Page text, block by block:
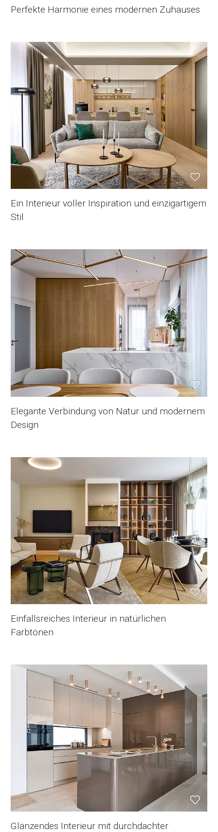
Perfekte Harmonie eines modernen Zuhauses
Ein Interieur voller Inspiration und einzigartigem
Stil
Elegante Verbindung von Natur und modernem
Design
Einfallsreiches Interieur in natürlichen
Farbtönen
Glänzendes Interieur mit durchdachter